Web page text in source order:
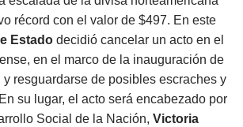
récord con el valor de $497. En este
Estado decidió cancelar un acto en el
, en el marco de la inauguración de
y resguardarse de posibles escraches y
En su lugar, el acto será encabezado por
Social de la Nación, Victoria